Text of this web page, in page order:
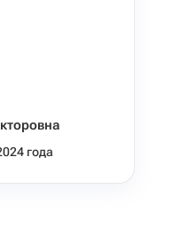
года